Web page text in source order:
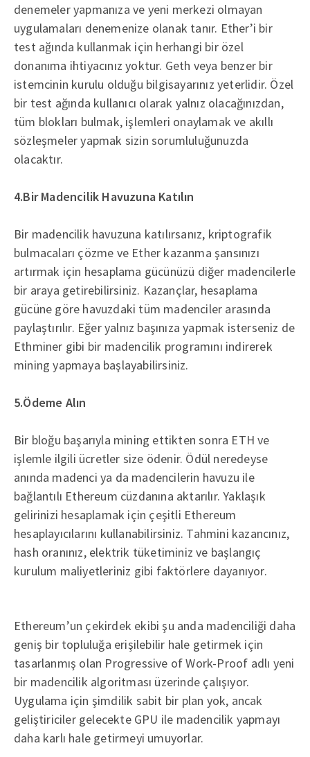
denemeler yapmanıza ve yeni merkezi olmayan
uygulamaları denemenize olanak tanır. Ether’i bir
test ağında kullanmak için herhangi bir özel
donanıma ihtiyacınız yoktur. Geth veya benzer bir
istemcinin kurulu olduğu bilgisayarınız yeterlidir. Özel
bir test ağında kullanıcı olarak yalnız olacağınızdan,
tüm blokları bulmak, işlemleri onaylamak ve akıllı
sözleşmeler yapmak sizin sorumluluğunuzda
olacaktır.
4.Bir Madencilik Havuzuna Katılın
Bir madencilik havuzuna katılırsanız, kriptografik
bulmacaları çözme ve Ether kazanma şansınızı
artırmak için hesaplama gücünüzü diğer madencilerle
bir araya getirebilirsiniz. Kazançlar, hesaplama
gücüne göre havuzdaki tüm madenciler arasında
paylaştırılır. Eğer yalnız başınıza yapmak isterseniz de
Ethminer gibi bir madencilik programını indirerek
mining yapmaya başlayabilirsiniz.
5.Ödeme Alın
Bir bloğu başarıyla mining ettikten sonra ETH ve
işlemle ilgili ücretler size ödenir. Ödül neredeyse
anında madenci ya da madencilerin havuzu ile
bağlantılı Ethereum cüzdanına aktarılır. Yaklaşık
gelirinizi hesaplamak için çeşitli Ethereum
hesaplayıcılarını kullanabilirsiniz. Tahmini kazancınız,
hash oranınız, elektrik tüketiminiz ve başlangıç ​​
kurulum maliyetleriniz gibi faktörlere dayanıyor.
Ethereum’un çekirdek ekibi şu anda madenciliği daha
geniş bir topluluğa erişilebilir hale getirmek için
tasarlanmış olan Progressive of Work-Proof adlı yeni
bir madencilik algoritması üzerinde çalışıyor.
Uygulama için şimdilik sabit bir plan yok, ancak
geliştiriciler gelecekte GPU ile madencilik yapmayı
daha karlı hale getirmeyi umuyorlar.